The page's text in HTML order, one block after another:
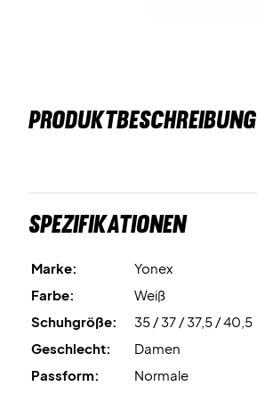
PRODUKTBESCHREIBUNG
Spezifikationen
Marke:
Yonex
Farbe:
Weiß
Schuhgröße:
35 / 37 / 37,5 / 40,5
Geschlecht:
Damen
Passform:
Normale